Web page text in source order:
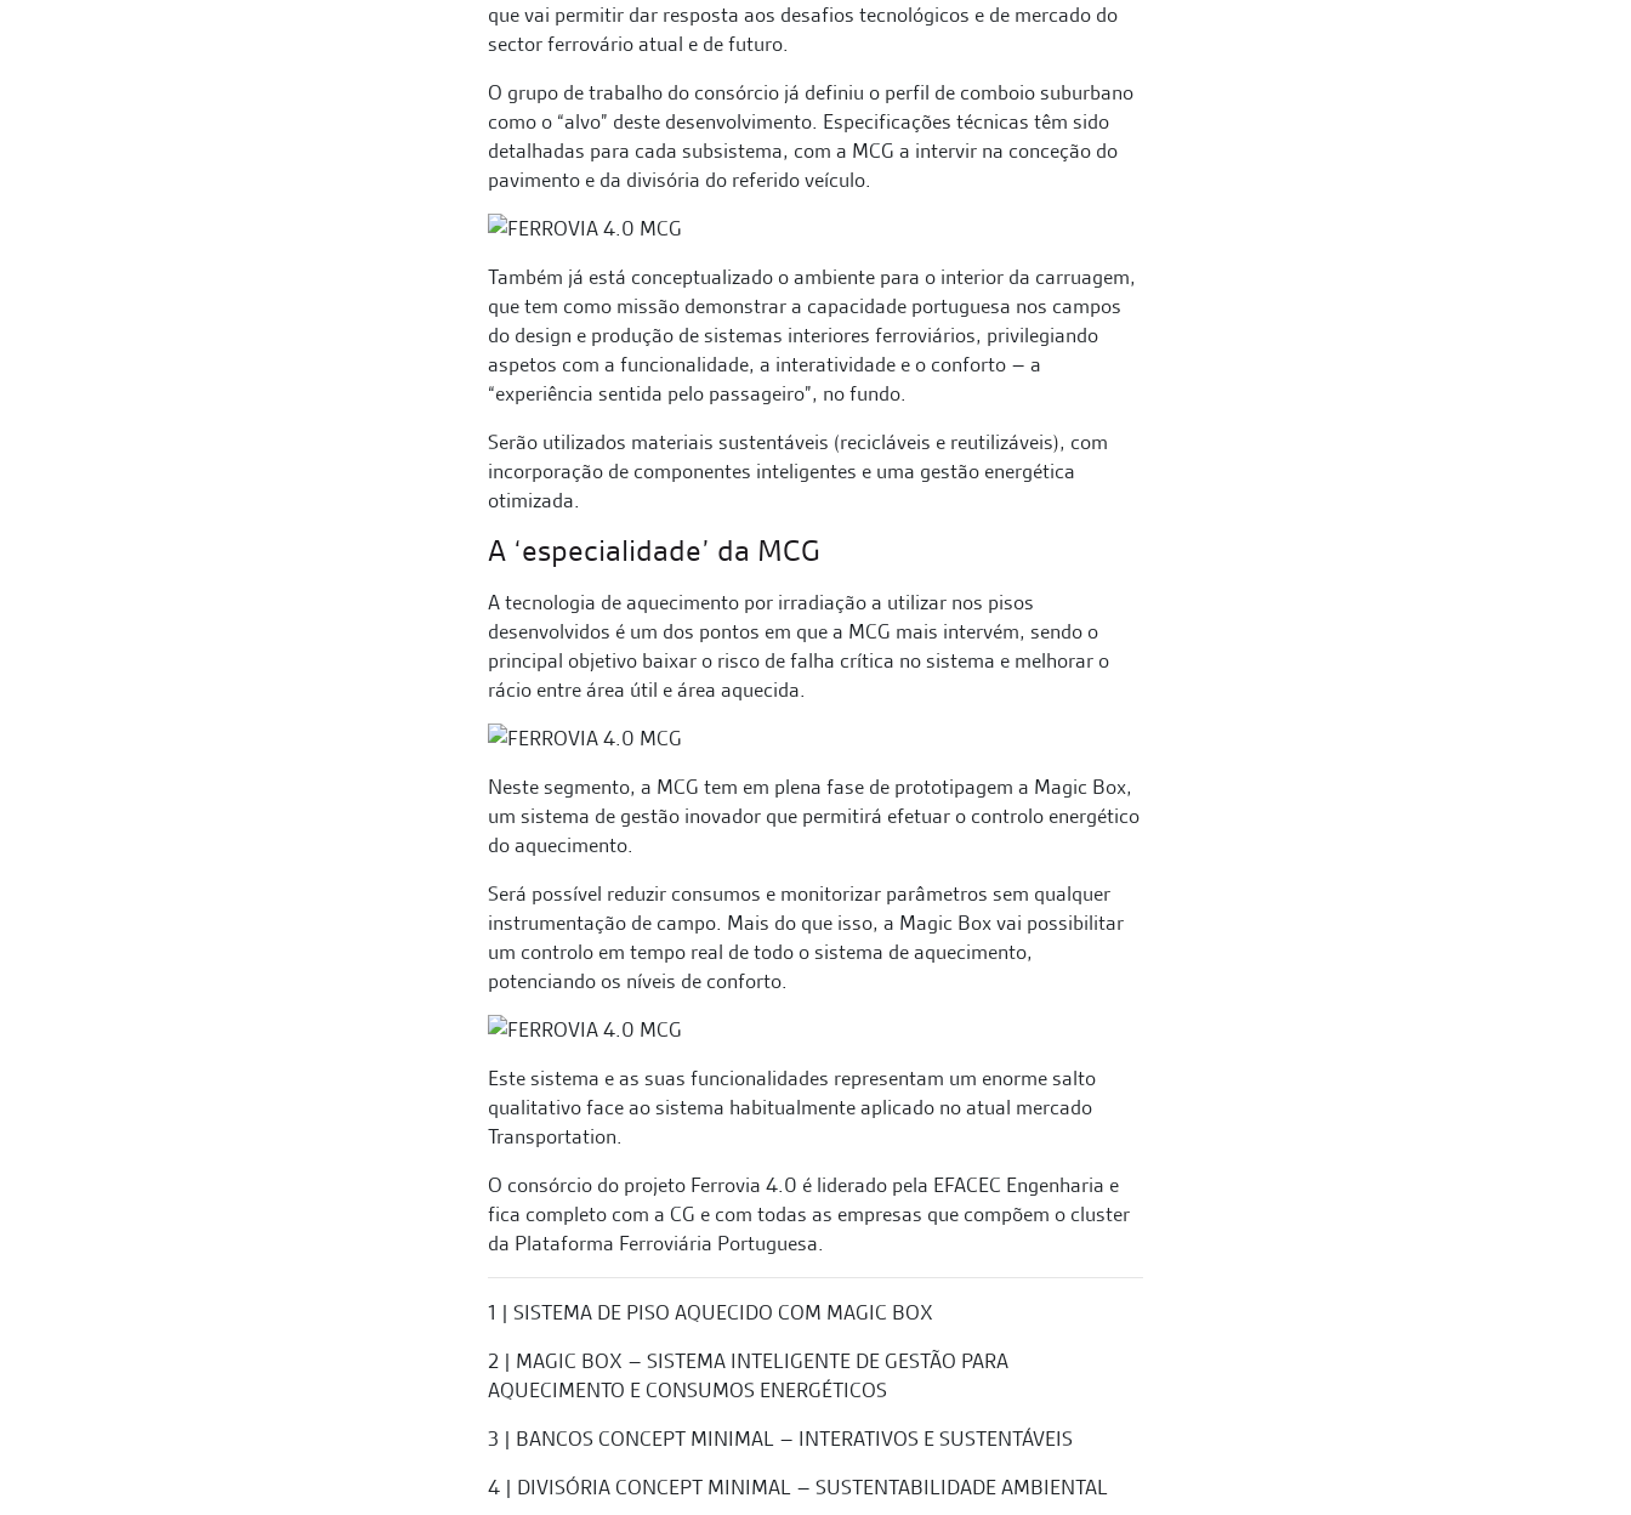
que vai permitir dar resposta aos desafios tecnológicos e de mercado do
sector ferrovário atual e de futuro.
O grupo de trabalho do consórcio já definiu o perfil de comboio suburbano
como o “alvo” deste desenvolvimento. Especificações técnicas têm sido
detalhadas para cada subsistema, com a MCG a intervir na conceção do
pavimento e da divisória do referido veículo.
Também já está conceptualizado o ambiente para o interior da carruagem,
que tem como missão demonstrar a capacidade portuguesa nos campos
do design e produção de sistemas interiores ferroviários, privilegiando
aspetos com a funcionalidade, a interatividade e o conforto – a
“experiência sentida pelo passageiro”, no fundo.
Serão utilizados materiais sustentáveis (recicláveis e reutilizáveis), com
incorporação de componentes inteligentes e uma gestão energética
otimizada.
A ‘especialidade’ da MCG
A tecnologia de aquecimento por irradiação a utilizar nos pisos
desenvolvidos é um dos pontos em que a MCG mais intervém, sendo o
principal objetivo baixar o risco de falha crítica no sistema e melhorar o
rácio entre área útil e área aquecida.
Neste segmento, a MCG tem em plena fase de prototipagem a Magic Box,
um sistema de gestão inovador que permitirá efetuar o controlo energético
do aquecimento.
Será possível reduzir consumos e monitorizar parâmetros sem qualquer
instrumentação de campo. Mais do que isso, a Magic Box vai possibilitar
um controlo em tempo real de todo o sistema de aquecimento,
potenciando os níveis de conforto.
Este sistema e as suas funcionalidades representam um enorme salto
qualitativo face ao sistema habitualmente aplicado no atual mercado
Transportation.
O consórcio do projeto Ferrovia 4.0 é liderado pela EFACEC Engenharia e
fica completo com a CG e com todas as empresas que compõem o cluster
da Plataforma Ferroviária Portuguesa.
1 | SISTEMA DE PISO AQUECIDO COM MAGIC BOX
2 | MAGIC BOX – SISTEMA INTELIGENTE DE GESTÃO PARA
AQUECIMENTO E CONSUMOS ENERGÉTICOS
3 | BANCOS CONCEPT MINIMAL – INTERATIVOS E SUSTENTÁVEIS
4 | DIVISÓRIA CONCEPT MINIMAL – SUSTENTABILIDADE AMBIENTAL